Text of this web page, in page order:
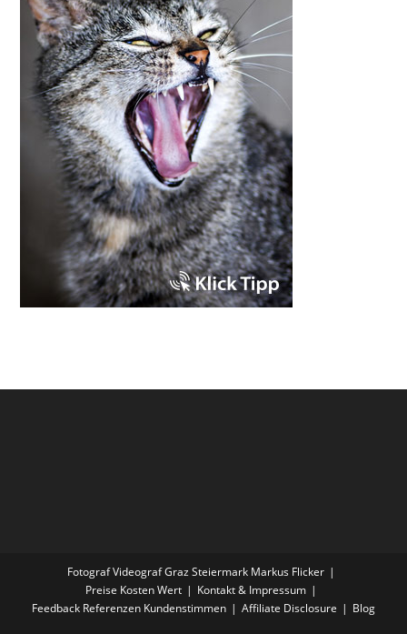
Fotograf Videograf Graz Steiermark Markus Flicker
Preise Kosten Wert
Kontakt & Impressum
Feedback Referenzen Kundenstimmen
Affiliate Disclosure Blog